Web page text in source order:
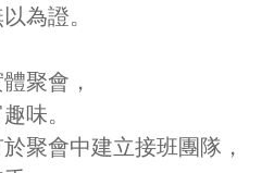
為證。
聚會，
味。
聚會中建立接班團隊，